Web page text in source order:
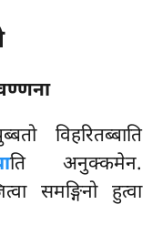
विहरितब्बाति
ति अनुक्कमेन.
समङ्गिनो हुत्वा